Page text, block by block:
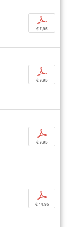
p
€ 7,95
p
€ 9,95
p
€ 9,95
p
€ 14,95